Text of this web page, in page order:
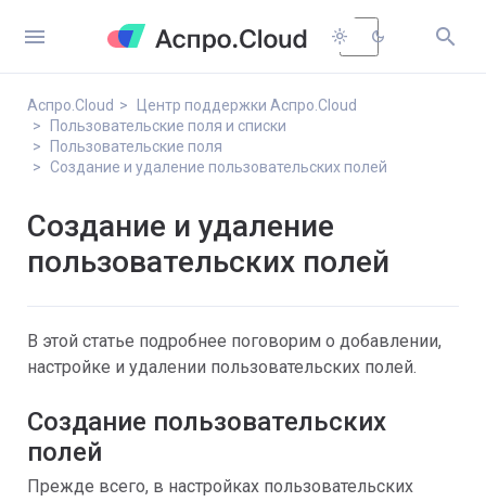
 light_mode dark_mode 
Аспро.Cloud
Центр поддержки Аспро.Cloud
Пользовательские поля и списки
Пользовательские поля
Создание и удаление пользовательских полей
Создание и удаление
пользовательских полей
В этой статье подробнее поговорим о добавлении,
настройке и удалении пользовательских полей.
Создание пользовательских
полей
Прежде всего, в настройках пользовательских